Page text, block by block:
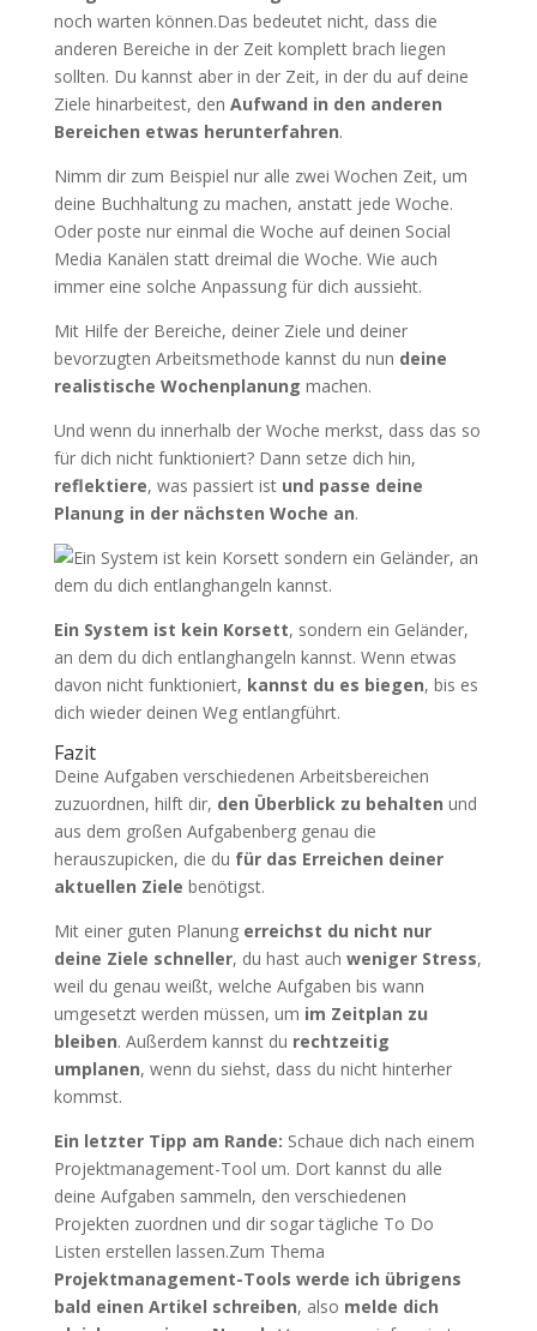
noch warten können.Das bedeutet nicht, dass die
anderen Bereiche in der Zeit komplett brach liegen
sollten. Du kannst aber in der Zeit, in der du auf deine
Ziele hinarbeitest, den Aufwand in den anderen
Bereichen etwas herunterfahren.
Nimm dir zum Beispiel nur alle zwei Wochen Zeit, um
deine Buchhaltung zu machen, anstatt jede Woche.
Oder poste nur einmal die Woche auf deinen Social
Media Kanälen statt dreimal die Woche. Wie auch
immer eine solche Anpassung für dich aussieht.
Mit Hilfe der Bereiche, deiner Ziele und deiner
bevorzugten Arbeitsmethode kannst du nun deine
realistische Wochenplanung machen.
Und wenn du innerhalb der Woche merkst, dass das so
für dich nicht funktioniert? Dann setze dich hin,
reflektiere, was passiert ist und passe deine
Planung in der nächsten Woche an.
Ein System ist kein Korsett, sondern ein Geländer,
an dem du dich entlanghangeln kannst. Wenn etwas
davon nicht funktioniert, kannst du es biegen, bis es
dich wieder deinen Weg entlangführt.
Fazit
Deine Aufgaben verschiedenen Arbeitsbereichen
zuzuordnen, hilft dir, den Überblick zu behalten und
aus dem großen Aufgabenberg genau die
herauszupicken, die du für das Erreichen deiner
aktuellen Ziele benötigst.
Mit einer guten Planung erreichst du nicht nur
deine Ziele schneller, du hast auch weniger Stress,
weil du genau weißt, welche Aufgaben bis wann
umgesetzt werden müssen, um im Zeitplan zu
bleiben. Außerdem kannst du rechtzeitig
umplanen, wenn du siehst, dass du nicht hinterher
kommst.
Ein letzter Tipp am Rande: Schaue dich nach einem
Projektmanagement-Tool um. Dort kannst du alle
deine Aufgaben sammeln, den verschiedenen
Projekten zuordnen und dir sogar tägliche To Do
Listen erstellen lassen.Zum Thema
Projektmanagement-Tools werde ich übrigens
bald einen Artikel schreiben, also melde dich